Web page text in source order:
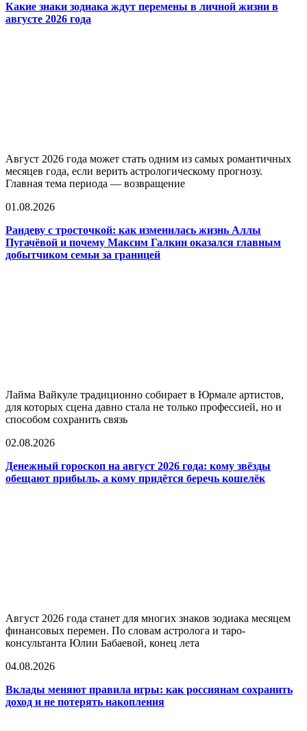
Какие знаки зодиака ждут перемены в личной жизни в
августе 2026 года
Август 2026 года может стать одним из самых романтичных
месяцев года, если верить астрологическому прогнозу.
Главная тема периода — возвращение
01.08.2026
Рандеву с тросточкой: как изменилась жизнь Аллы
Пугачёвой и почему Максим Галкин оказался главным
добытчиком семьи за границей
Лайма Вайкуле традиционно собирает в Юрмале артистов,
для которых сцена давно стала не только профессией, но и
способом сохранить связь
02.08.2026
Денежный гороскоп на август 2026 года: кому звёзды
обещают прибыль, а кому придётся беречь кошелёк
Август 2026 года станет для многих знаков зодиака месяцем
финансовых перемен. По словам астролога и таро-
консультанта Юлии Бабаевой, конец лета
04.08.2026
Вклады меняют правила игры: как россиянам сохранить
доход и не потерять накопления